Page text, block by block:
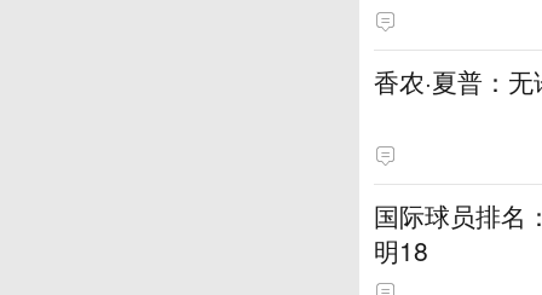
香农·夏普：
国际球员排名
明18